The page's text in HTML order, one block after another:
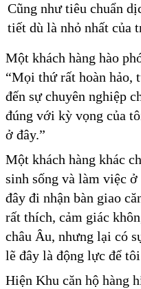
Cũng như tiêu chuẩn
tiết dù là nhỏ nhất của
Một khách hàng hào
“Mọi thứ rất hoàn hảo,
đến sự chuyên nghiệp
đúng với kỳ vọng của
ở đây.”
Một khách hàng khác
sinh sống và làm việc
đây đi nhận bàn giao
rất thích, cảm giác
châu Âu, nhưng lại có
lẽ đây là động lực để
Hiện Khu căn hộ hàng